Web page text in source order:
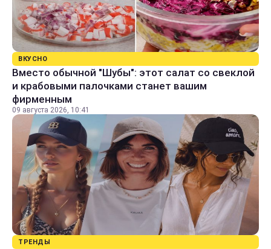
ВКУСНО
Вместо обычной "Шубы": этот салат со свеклой
и крабовыми палочками станет вашим
фирменным
09 августа 2026, 10:41
ТРЕНДЫ